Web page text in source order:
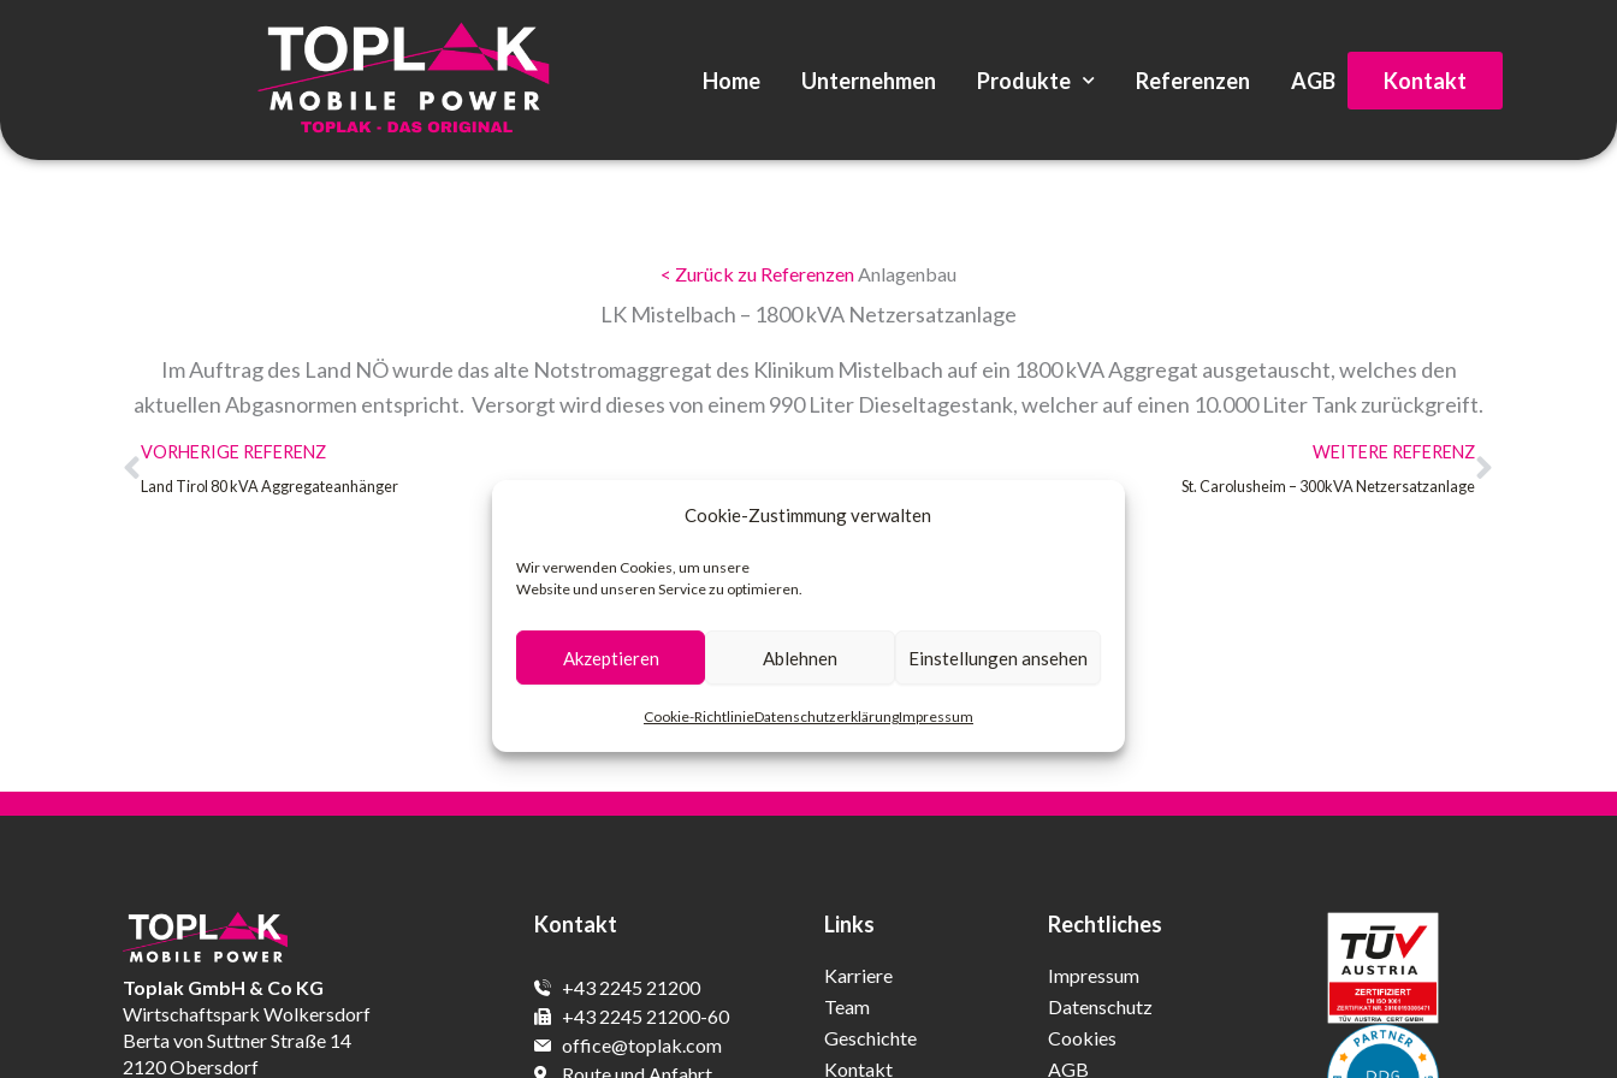
Cookie-Zustimmung verwalten
Wir verwenden Cookies, um unsere
Website und unseren Service zu optimieren.
Akzeptieren Ablehnen Einstellungen ansehen
Cookie-RichtlinieDatenschutzerklärungImpressum
Home Unternehmen Produkte Referenzen AGB Kontakt
< Zurück zu ReferenzenAnlagenbau
LK Mistelbach – 1800 kVA Netzersatzanlage
Im Auftrag des Land NÖ wurde das alte Notstromaggregat des Klinikum Mistelbach auf ein 1800 kVA Aggregat ausgetauscht, welches den
aktuellen Abgasnormen entspricht. Versorgt wird dieses von einem 990 Liter Dieseltagestank, welcher auf einen 10.000 Liter Tank zurückgreift.
Zurück
VORHERIGE REFERENZ
Land Tirol 80 kVA Aggregateanhänger
WEITERE REFERENZ
St. Carolusheim – 300kVA Netzersatzanlage
Toplak GmbH & Co KG
Wirtschaftspark Wolkersdorf
Berta von Suttner Straße 14
2120 Obersdorf
Kontakt
+43 2245 21200
+43 2245 21200-60
office@toplak.com
Links
Karriere
Team
Geschichte
Kontakt
Rechtliches
Impressum
Datenschutz
Cookies
AGB